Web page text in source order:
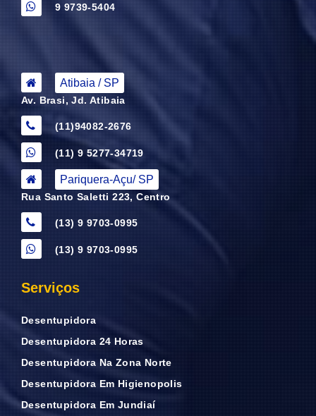
9 9739-5404
Atibaia / SP
Av. Brasi, Jd. Atibaia
(11)94082-2676
(11) 9 5277-34719
Pariquera-Açu/ SP
Rua Santo Saletti 223, Centro
(13) 9 9703-0995
(13) 9 9703-0995
Serviços
Desentupidora
Desentupidora 24 Horas
Desentupidora Na Zona Norte
Desentupidora Em Higienopolis
Desentupidora Em Jundiaí